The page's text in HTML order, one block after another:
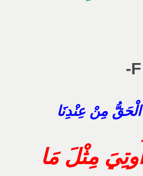
F-
مِنْ عِنْدِنَا
مِثْلَ مَا